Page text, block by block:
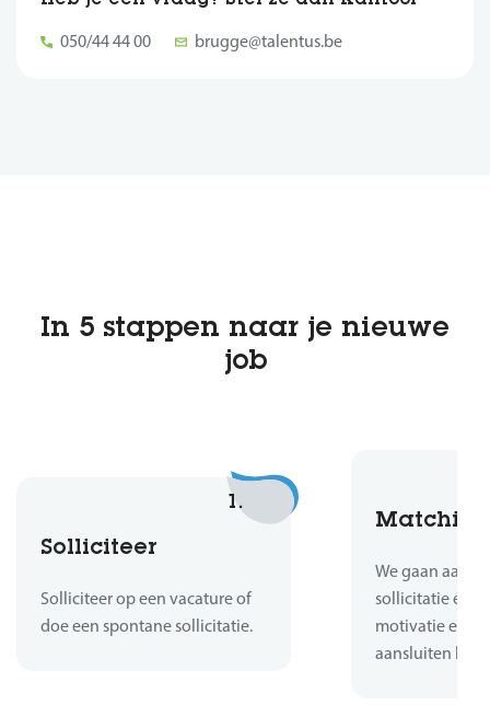
050/44 44 00 brugge@talentus.be
In 5 stappen naar je nieuwe
job
1.
Solliciteer
Solliciteer op een vacature of
doe een spontane sollicitatie.
We gaan aan
sollicitatie en
motivatie en
aansluiten bij